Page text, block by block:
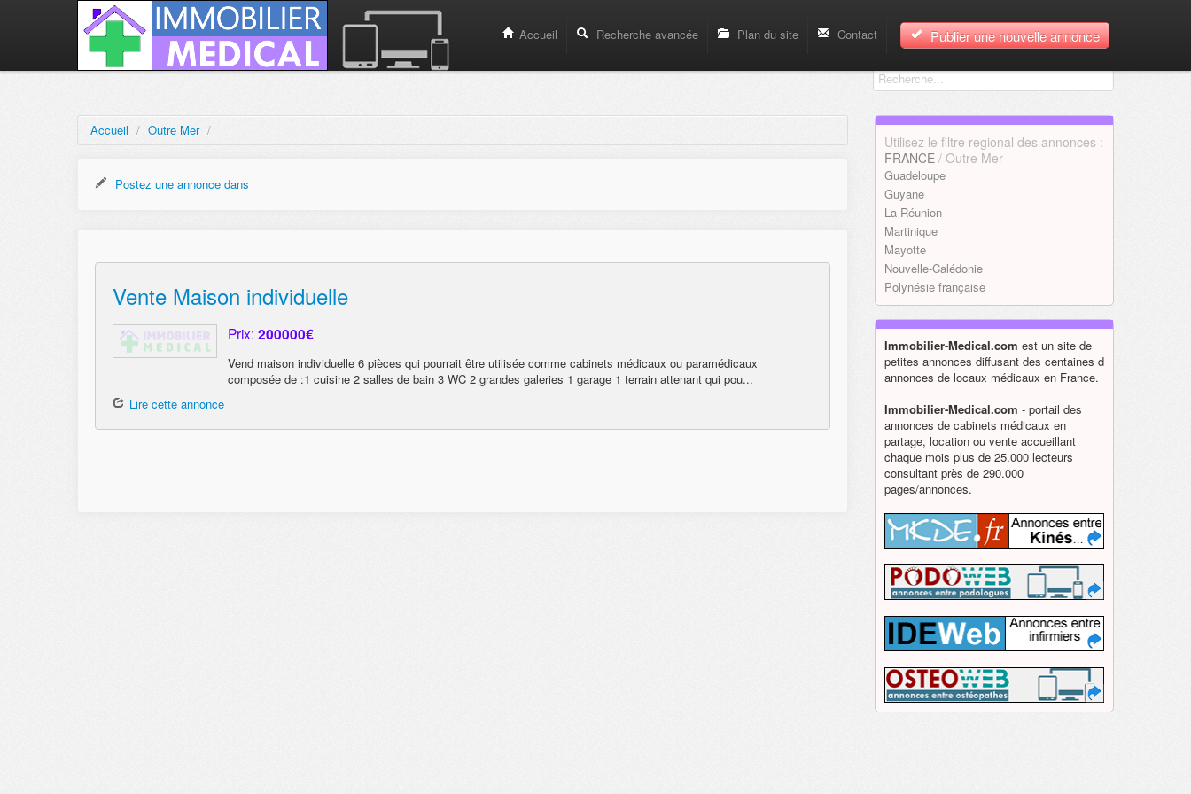
Publier une nouvelle annonce
Accueil Recherche avancée Plan du site Contact
Accueil / Outre Mer /
Postez une annonce dans
Vente Maison individuelle
Prix: 200000€
Vend maison individuelle 6 pièces qui pourrait être utilisée comme cabinets médicaux ou paramédicaux
composée de :1 cuisine 2 salles de bain 3 WC 2 grandes galeries 1 garage 1 terrain attenant qui pou...
Lire cette annonce
Utilisez le filtre regional des annonces :
FRANCE / Outre Mer
Guadeloupe
Guyane
La Réunion
Martinique
Mayotte
Nouvelle-Calédonie
Polynésie française
Immobilier-Medical.com est un site de
petites annonces diffusant des centaines d
annonces de locaux médicaux en France.
Immobilier-Medical.com - portail des
annonces de cabinets médicaux en
partage, location ou vente accueillant
chaque mois plus de 25.000 lecteurs
consultant près de 290.000
pages/annonces.